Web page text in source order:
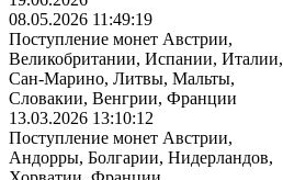
08.05.2026 11:49:19
Поступление монет Австрии,
Великобритании, Испании, Италии,
Сан-Марино, Литвы, Мальты,
Словакии, Венгрии, Франции
13.03.2026 13:10:12
Поступление монет Австрии,
Андорры, Болгарии, Нидерландов,